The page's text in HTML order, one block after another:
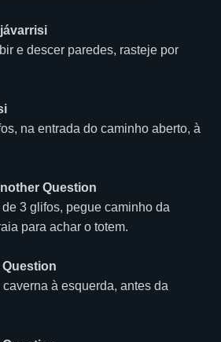
e descer paredes, rasteje por
na entrada do caminho aberto, à
Question
3 glifos, pegue caminho da
para achar o totem.
Question
caverna à esquerda, antes da